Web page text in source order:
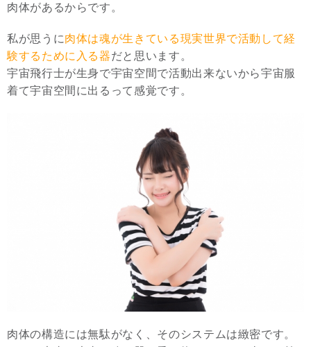
肉体があるからです。
私が思うに肉体は魂が生きている現実世界で活動して経
験するために入る器だと思います。
宇宙飛行士が生身で宇宙空間で活動出来ないから宇宙服
着て宇宙空間に出るって感覚です。
肉体の構造には無駄がなく、そのシステムは緻密です。